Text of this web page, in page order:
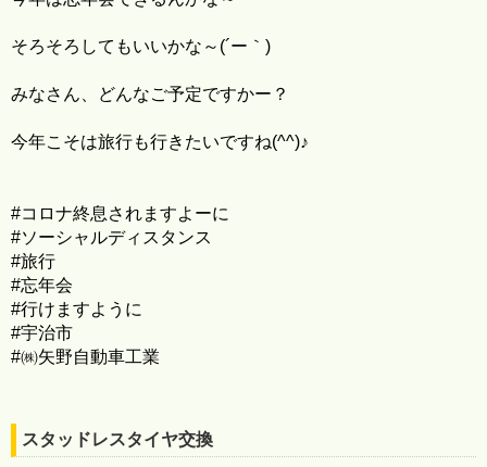
そろそろしてもいいかな～(´ー｀)
みなさん、どんなご予定ですかー？
今年こそは旅行も行きたいですね(^^)♪
#コロナ終息されますよーに
#ソーシャルディスタンス
#旅行
#忘年会
#行けますように
#宇治市
#㈱矢野自動車工業
スタッドレスタイヤ交換